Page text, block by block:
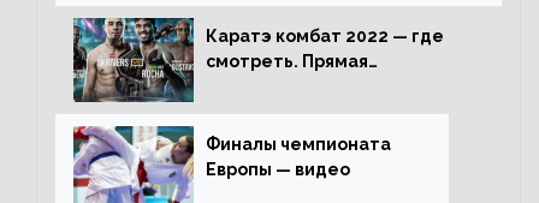
Каратэ комбат 2022 — где
смотреть. Прямая
Финалы чемпионата
Европы — видео